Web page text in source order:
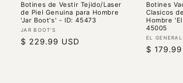
Botines de Vestir Tejido/Laser
de Piel Genuina para Hombre
'Jar Boot's' - ID: 45473
Proveedor:
JAR BOOT'S
Precio
$ 229.99 USD
Botines
Clasicos
Hombre
45005
EL GENERAL
Precio
$